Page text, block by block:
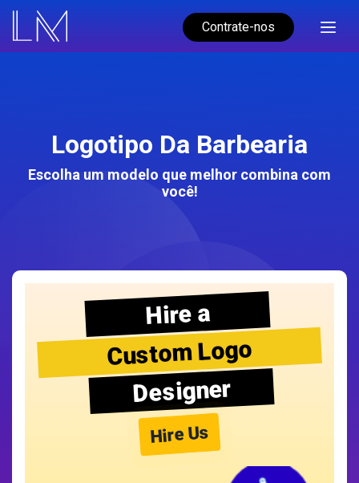
Contrate-nos
Logotipo Da Barbearia
Escolha um modelo que melhor combina com
você!
Hire a
Custom Logo
Designer
Hire Us